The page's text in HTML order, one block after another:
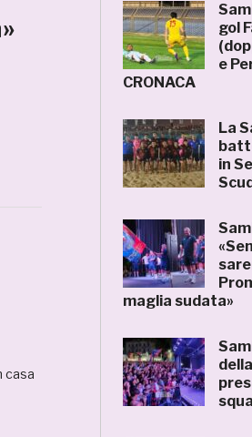
casa
gol
e
CRONACA
La
in
maglia sudata»